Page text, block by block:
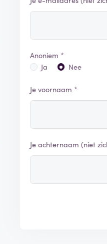
Anoniem *
Ja
Nee
Je voornaam *
Je achternaam (niet